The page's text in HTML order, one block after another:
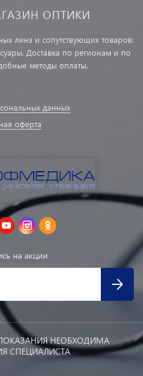
ОПТИКИ
линз и сопутствующих товаров:
Доставка по регионам и по
методы оплаты.
данных
оферта
на акции
НЕОБХОДИМА
СПЕЦИАЛИСТА